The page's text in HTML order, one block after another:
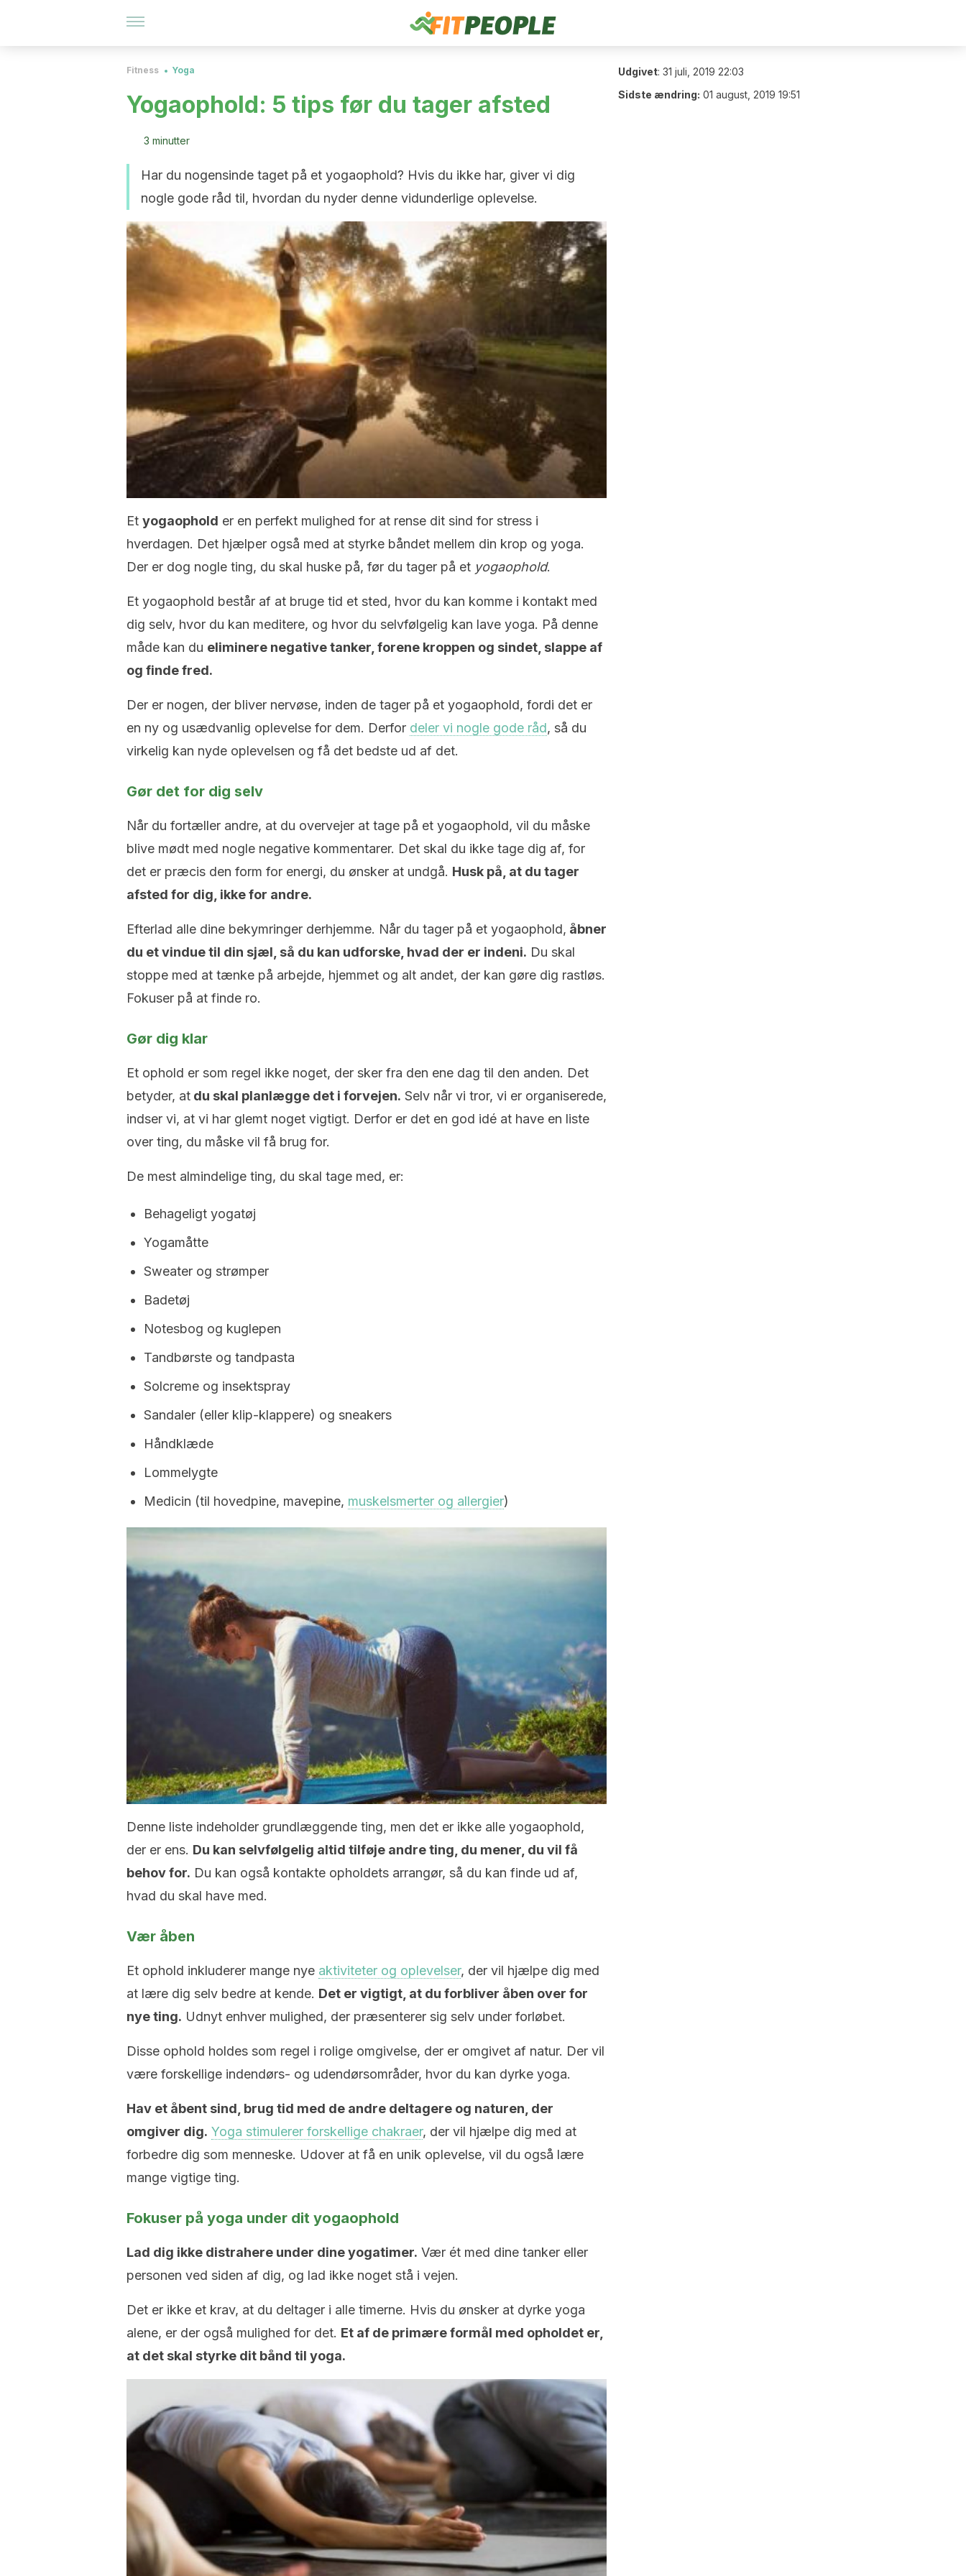
Fitness Yoga
Yogaophold: 5 tips før du tager afsted
3 minutter
Har du nogensinde taget på et yogaophold? Hvis du ikke har, giver vi dig
nogle gode råd til, hvordan du nyder denne vidunderlige oplevelse.
Et yogaophold er en perfekt mulighed for at rense dit sind for stress i
hverdagen. Det hjælper også med at styrke båndet mellem din krop og yoga.
Der er dog nogle ting, du skal huske på, før du tager på et yogaophold.
Et yogaophold består af at bruge tid et sted, hvor du kan komme i kontakt med
dig selv, hvor du kan meditere, og hvor du selvfølgelig kan lave yoga. På denne
måde kan du eliminere negative tanker, forene kroppen og sindet, slappe af
og finde fred.
Der er nogen, der bliver nervøse, inden de tager på et yogaophold, fordi det er
en ny og usædvanlig oplevelse for dem. Derfor deler vi nogle gode råd, så du
virkelig kan nyde oplevelsen og få det bedste ud af det.
Gør det for dig selv
Når du fortæller andre, at du overvejer at tage på et yogaophold, vil du måske
blive mødt med nogle negative kommentarer. Det skal du ikke tage dig af, for
det er præcis den form for energi, du ønsker at undgå. Husk på, at du tager
afsted for dig, ikke for andre.
Efterlad alle dine bekymringer derhjemme. Når du tager på et yogaophold, åbner
du et vindue til din sjæl, så du kan udforske, hvad der er indeni. Du skal
stoppe med at tænke på arbejde, hjemmet og alt andet, der kan gøre dig rastløs.
Fokuser på at finde ro.
Gør dig klar
Et ophold er som regel ikke noget, der sker fra den ene dag til den anden. Det
betyder, at du skal planlægge det i forvejen. Selv når vi tror, vi er organiserede,
indser vi, at vi har glemt noget vigtigt. Derfor er det en god idé at have en liste
over ting, du måske vil få brug for.
De mest almindelige ting, du skal tage med, er:
Behageligt yogatøj
Yogamåtte
Sweater og strømper
Badetøj
Notesbog og kuglepen
Tandbørste og tandpasta
Solcreme og insektspray
Sandaler (eller klip-klappere) og sneakers
Håndklæde
Lommelygte
Medicin (til hovedpine, mavepine, muskelsmerter og allergier)
Denne liste indeholder grundlæggende ting, men det er ikke alle yogaophold,
der er ens. Du kan selvfølgelig altid tilføje andre ting, du mener, du vil få
behov for. Du kan også kontakte opholdets arrangør, så du kan finde ud af,
hvad du skal have med.
Vær åben
Et ophold inkluderer mange nye aktiviteter og oplevelser, der vil hjælpe dig med
at lære dig selv bedre at kende. Det er vigtigt, at du forbliver åben over for
nye ting. Udnyt enhver mulighed, der præsenterer sig selv under forløbet.
Disse ophold holdes som regel i rolige omgivelse, der er omgivet af natur. Der vil
være forskellige indendørs- og udendørsområder, hvor du kan dyrke yoga.
Hav et åbent sind, brug tid med de andre deltagere og naturen, der
omgiver dig. Yoga stimulerer forskellige chakraer, der vil hjælpe dig med at
forbedre dig som menneske. Udover at få en unik oplevelse, vil du også lære
mange vigtige ting.
Fokuser på yoga under dit yogaophold
Lad dig ikke distrahere under dine yogatimer. Vær ét med dine tanker eller
personen ved siden af dig, og lad ikke noget stå i vejen.
Det er ikke et krav, at du deltager i alle timerne. Hvis du ønsker at dyrke yoga
alene, er der også mulighed for det. Et af de primære formål med opholdet er,
at det skal styrke dit bånd til yoga.
Udgivet: 31 juli, 2019 22:03
Sidste ændring: 01 august, 2019 19:51